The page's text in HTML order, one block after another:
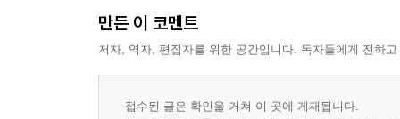
만든 이 코멘트
저자, 역자, 편집자를 위한 공간입니다. 독자들에게 전하
접수된 글은 확인을 거쳐 이 곳에 게재됩니다.